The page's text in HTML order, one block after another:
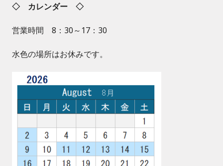
◇ カレンダー ◇
営業時間 8：30～17：30
水色の場所はお休みです。